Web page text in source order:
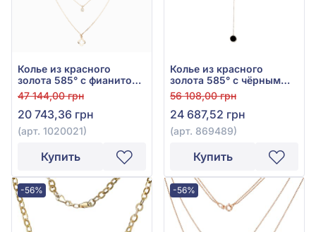
Колье из красного
золота 585° с фианитом,
арт. 1020021
47 144,00 грн
20 743,36 грн
(арт. 1020021)
Купить
Колье из красного
золота 585° с чёрным
агатом, арт. 869489
56 108,00 грн
24 687,52 грн
(арт. 869489)
Купить
-56% -56%